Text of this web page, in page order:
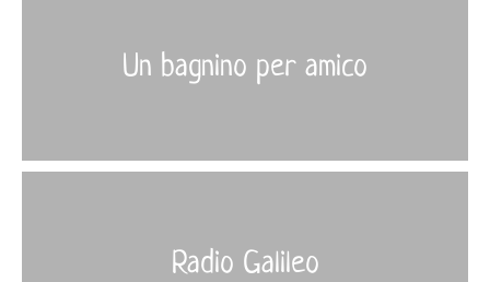
Un bagnino per amico
Radio Galileo